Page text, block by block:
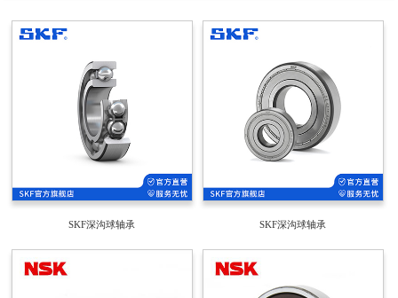
SKF深沟球轴承 SKF深沟球轴承